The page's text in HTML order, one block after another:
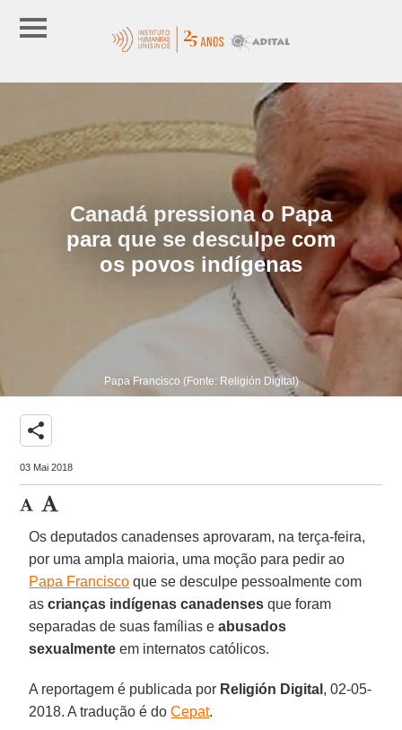
Canadá pressiona o Papa
para que se desculpe com
os povos indígenas
Papa Francisco (Fonte: Religión Digital)
share
03 Mai 2018
Os deputados canadenses aprovaram, na terça-feira,
por uma ampla maioria, uma moção para pedir ao
Papa Francisco que se desculpe pessoalmente com
ascrianças indígenas canadenses que foram
separadas de suas famílias eabusados
sexualmente em internatos católicos.
A reportagem é publicada por Religión Digital , 02-05-
2018. A tradução é doCepat.